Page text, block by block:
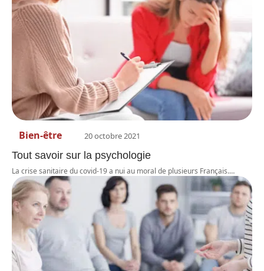
Bien-être 20 octobre 2021
Tout savoir sur la psychologie
La crise sanitaire du covid-19 a nui au moral de plusieurs Français.…